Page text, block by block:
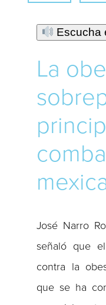
Escucha
La
José Narro
señaló que
contra la
que se ha